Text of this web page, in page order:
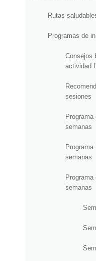
Rutas
Programas de
Consejos
actividad
sesiones
semanas
semanas
semanas